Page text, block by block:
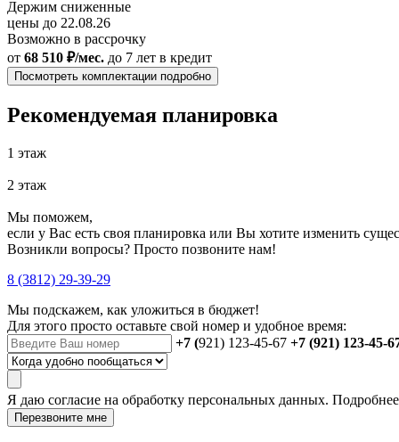
Держим сниженные
цены до 22.08.26
Возможно в рассрочку
от 68 510 ₽/мес. до 7 лет в кредит
Посмотреть комплектации подробно
Рекомендуемая планировка
1 этаж
2 этаж
Мы поможем,
если у Вас есть своя планировка или Вы хотите изменить
Возникли вопросы? Просто позвоните нам!
8 (3812) 29-39-29
Мы подскажем, как уложиться в бюджет!
Для этого просто оставьте свой номер и удобное время:
+7 (921) 123-45-67 +7 (921) 123-45-
Я даю согласие на обработку персональных данных.
Перезвоните мне